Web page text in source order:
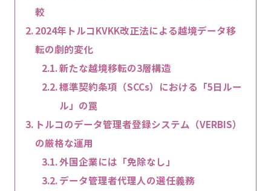
較
2024年トルコKVKK改正法による越境データ移
転の劇的変化
新たな越境移転の3層構造
標準契約条項（SCCs）における「5日ルー
ル」の罠
トルコのデータ管理者登録システム（VERBIS）
の厳格な運用
外国企業には「免除なし」
データ管理者代理人の選任義務